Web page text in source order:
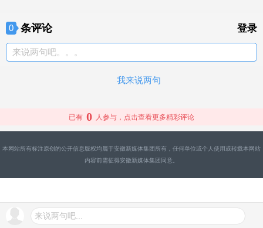
0 条评论 登录
来说两句吧。。。
我来说两句
来说两句吧...
已有 0 人参与，点击查看更多精彩评论
本网站所有标注原创的公开信息版权均属于安徽新媒体集团所有，任何单位或个人使用或转载本网站
内容前需征得安徽新媒体集团同意。